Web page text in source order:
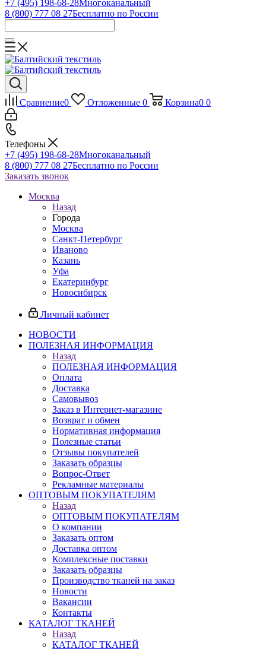
+7 (495) 198-68-28Многоканальный
8 (800) 777 08 27Бесплатно по России
Сравнение0 Отложенные 0 Корзина0 0
Телефоны
+7 (495) 198-68-28Многоканальный
8 (800) 777 08 27Бесплатно по России
Заказать звонок
Москва
Назад
Города
Москва
Санкт-Петербург
Иваново
Казань
Уфа
Екатеринбург
Новосибирск
Личный кабинет
НОВОСТИ
ПОЛЕЗНАЯ ИНФОРМАЦИЯ
Назад
ПОЛЕЗНАЯ ИНФОРМАЦИЯ
Оплата
Доставка
Самовывоз
Заказ в Интернет-магазине
Возврат и обмен
Нормативная информация
Полезные статьи
Отзывы покупателей
Заказать образцы
Вопрос-Ответ
Рекламные материалы
ОПТОВЫМ ПОКУПАТЕЛЯМ
Назад
ОПТОВЫМ ПОКУПАТЕЛЯМ
О компании
Заказать оптом
Доставка оптом
Комплексные поставки
Заказать образцы
Производство тканей на заказ
Новости
Вакансии
Контакты
КАТАЛОГ ТКАНЕЙ
Назад
КАТАЛОГ ТКАНЕЙ